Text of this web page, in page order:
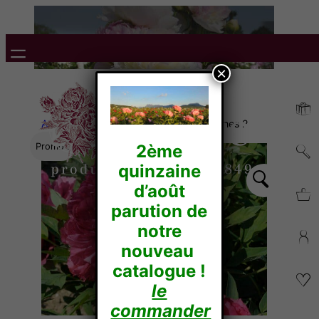
Accueil/Non classé/ Test Photo Pivoines 2
Promo !
2ème
quinzaine
d’août
parution de
notre
nouveau
catalogue !
le
commander
×